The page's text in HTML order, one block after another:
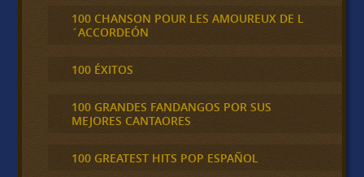
100 CHANSON POUR LES AMOUREUX DE L
´ACCORDEÓN
100 ÉXITOS
100 GRANDES FANDANGOS POR SUS
MEJORES CANTAORES
100 GREATEST HITS POP ESPAÑOL